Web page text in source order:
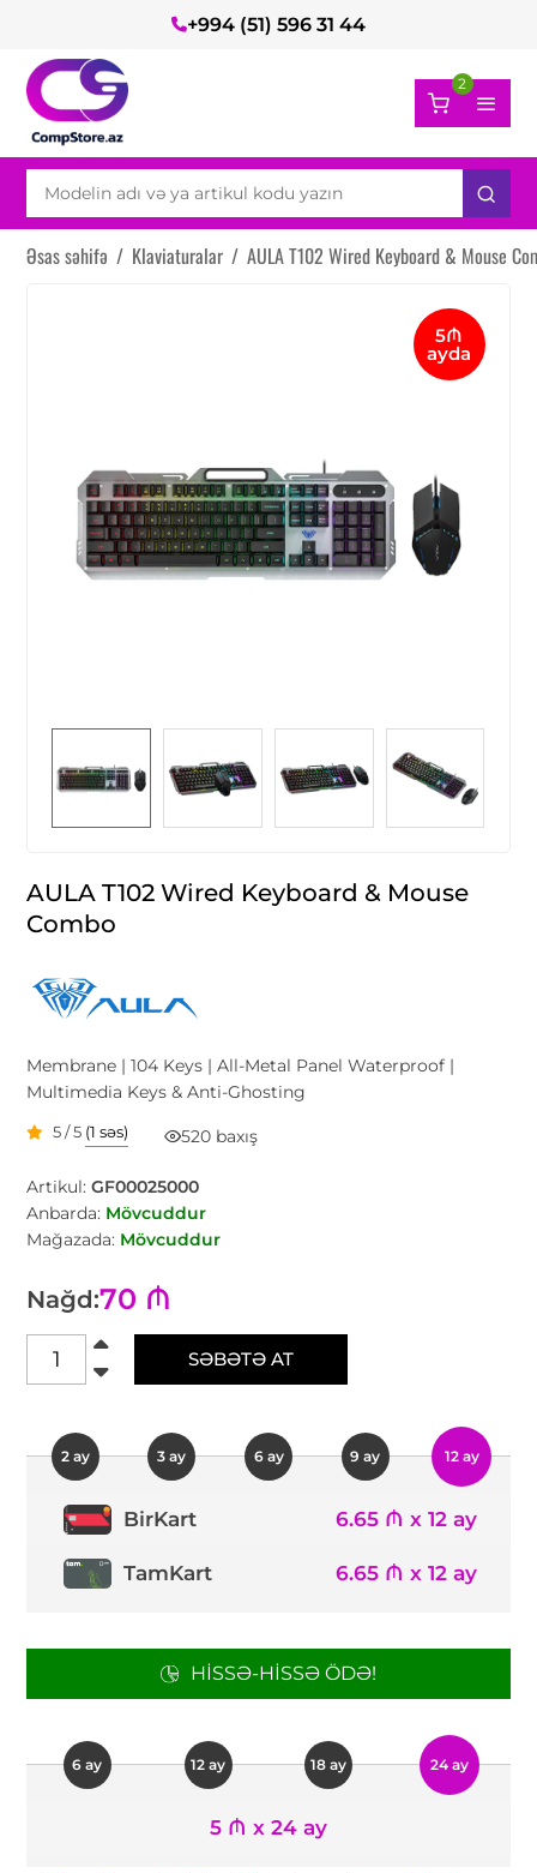
+994 (51) 596 31 44
2
Əsas səhifə / Klaviaturalar / AULA T102 Wired Keyboard & Mouse
5₼
ayda
AULA T102 Wired Keyboard & Mouse
Combo
Membrane | 104 Keys | All-Metal Panel Waterproof |
Multimedia Keys & Anti-Ghosting
5 / 5 (1 səs) 520 baxış
Artikul:GF00025000
Anbarda: Mövcuddur
Mağazada: Mövcuddur
Nağd:70 ₼
SƏBƏTƏ AT
2 ay 3 ay 6 ay 9 ay 12 ay
BirKart 6.65 ₼ x 12 ay
TamKart 6.65 ₼ x 12 ay
HISSƏ-HISSƏ ÖDƏ!
6 ay 12 ay 18 ay 24 ay
5 ₼ x 24 ay